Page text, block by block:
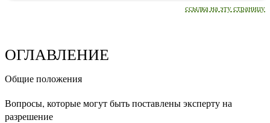
ссылка на эту страницу
ОГЛАВЛЕНИЕ
Общие положения
Вопросы, которые могут быть поставлены эксперту на
разрешение